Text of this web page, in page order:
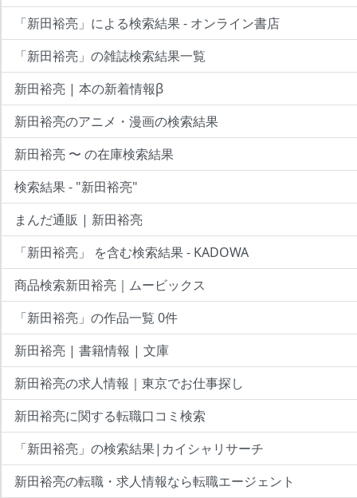
「新田裕亮」による検索結果 - オンライン書店
「新田裕亮」の雑誌検索結果一覧
新田裕亮 | 本の新着情報β
新田裕亮のアニメ・漫画の検索結果
新田裕亮 〜 の在庫検索結果
検索結果 - "新田裕亮"
まんだ通販 | 新田裕亮
「新田裕亮」 を含む検索結果 - KADOWA
商品検索新田裕亮｜ムービックス
「新田裕亮」の作品一覧 0件
新田裕亮 | 書籍情報 | 文庫
新田裕亮の求人情報｜東京でお仕事探し
新田裕亮に関する転職口コミ検索
「新田裕亮」の検索結果|カイシャリサーチ
新田裕亮の転職・求人情報なら転職エージェント